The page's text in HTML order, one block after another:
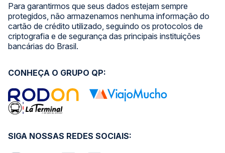
Para garantirmos que seus dados estejam sempre
protegidos, não armazenamos nenhuma informação do
cartão de crédito utilizado, seguindo os protocolos de
criptografia e de segurança das principais instituições
bancárias do Brasil.
SIGA NOSSAS REDES SOCIAIS:
CONHEÇA O GRUPO QP: